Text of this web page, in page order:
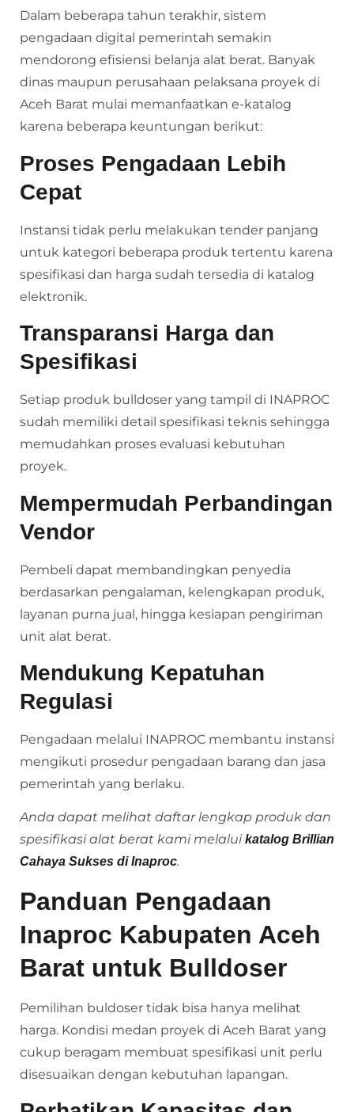
Dalam beberapa tahun terakhir, sistem
pengadaan digital pemerintah semakin
mendorong efisiensi belanja alat berat. Banyak
dinas maupun perusahaan pelaksana proyek di
Aceh Barat mulai memanfaatkan e-katalog
karena beberapa keuntungan berikut:
Proses Pengadaan Lebih
Cepat
Instansi tidak perlu melakukan tender panjang
untuk kategori beberapa produk tertentu karena
spesifikasi dan harga sudah tersedia di katalog
elektronik.
Transparansi Harga dan
Spesifikasi
Setiap produk bulldoser yang tampil di INAPROC
sudah memiliki detail spesifikasi teknis sehingga
memudahkan proses evaluasi kebutuhan
proyek.
Mempermudah Perbandingan
Vendor
Pembeli dapat membandingkan penyedia
berdasarkan pengalaman, kelengkapan produk,
layanan purna jual, hingga kesiapan pengiriman
unit alat berat.
Mendukung Kepatuhan
Regulasi
Pengadaan melalui INAPROC membantu instansi
mengikuti prosedur pengadaan barang dan jasa
pemerintah yang berlaku.
Anda dapat melihat daftar lengkap produk dan
spesifikasi alat berat kami melaluikatalog Brillian
Cahaya Sukses di Inaproc.
Panduan Pengadaan
Inaproc Kabupaten Aceh
Barat untuk Bulldoser
Pemilihan buldoser tidak bisa hanya melihat
harga. Kondisi medan proyek di Aceh Barat yang
cukup beragam membuat spesifikasi unit perlu
disesuaikan dengan kebutuhan lapangan.